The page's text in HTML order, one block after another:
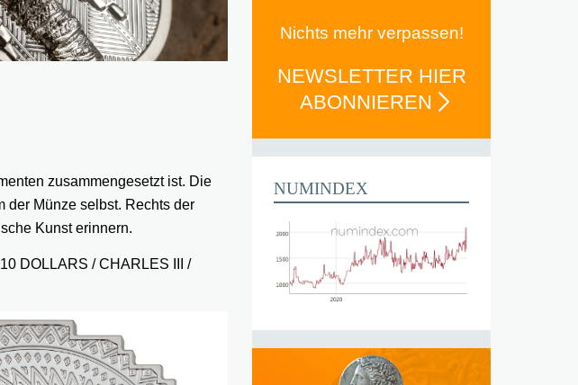
zusammengesetzt ist. Die
der Münze selbst. Rechts der
Kunst erinnern.
DOLLARS / CHARLES III /
Nichts mehr verpassen!
NEWSLETTER HIER
ABONNIEREN
NUMINDEX